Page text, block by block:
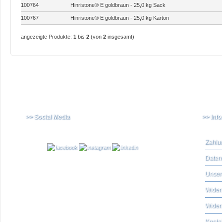
100764 Hinristone® E goldbraun - 25,0 kg Sack
100767 Hinristone® E goldbraun - 25,0 kg Karton
angezeigte Produkte: 1 bis 2 (von 2 insgesamt)
>> Social Media >>